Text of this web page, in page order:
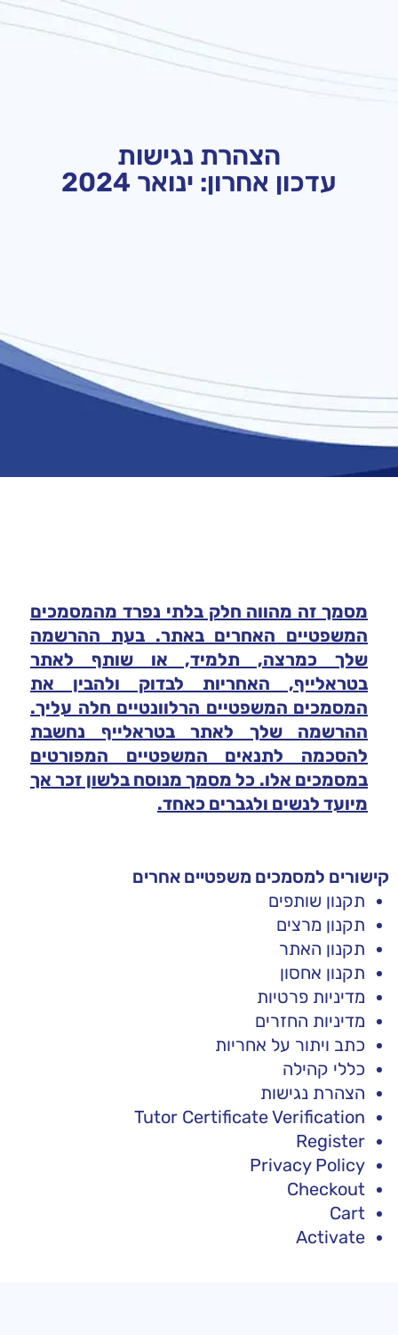
הצהרת נגישות
עדכון אחרון: ינואר 2024
מסמך זה מהווה חלק בלתי נפרד מהמסמכים
המשפטיים האחרים באתר. בעת ההרשמה
שלך כמרצה, תלמיד, או שותף לאתר
בטראלייף, האחריות לבדוק ולהבין את
המסמכים המשפטיים הרלוונטיים חלה עליך.
ההרשמה שלך לאתר בטראלייף נחשבת
להסכמה לתנאים המשפטיים המפורטים
במסמכים אלו. כל מסמך מנוסח בלשון זכר אך
מיועד לנשים ולגברים כאחד.
קישורים למסמכים משפטיים אחרים
תקנון שותפים
תקנון מרצים
תקנון האתר
תקנון אחסון
מדיניות פרטיות
מדיניות החזרים
כתב ויתור על אחריות
כללי קהילה
הצהרת נגישות
Tutor Certificate Verification
Register
Privacy Policy
Checkout
Cart
Activate